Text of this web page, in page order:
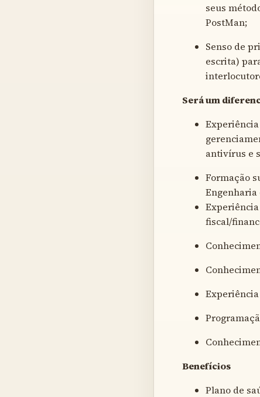
seus
PostMan;
Senso de
escrita)
Será um
antivírus e
Formação
Engenharia
fiscal/
Benefícios
Plano de